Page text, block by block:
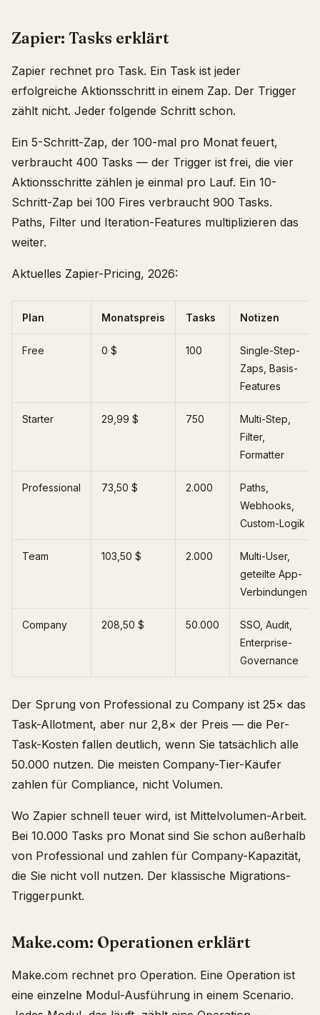
Zapier: Tasks erklärt
Zapier rechnet pro Task. Ein Task ist jeder
erfolgreiche Aktionsschritt in einem Zap. Der Trigger
zählt nicht. Jeder folgende Schritt schon.
Ein 5-Schritt-Zap, der 100-mal pro Monat feuert,
verbraucht 400 Tasks — der Trigger ist frei, die vier
Aktionsschritte zählen je einmal pro Lauf. Ein 10-
Schritt-Zap bei 100 Fires verbraucht 900 Tasks.
Paths, Filter und Iteration-Features multiplizieren das
weiter.
Aktuelles Zapier-Pricing, 2026:
Plan Monatspreis Tasks Notizen
Free 0 $ 100
Single-Step-
Zaps, Basis-
Features
Starter 29,99 $ 750
Multi-Step,
Filter,
Formatter
Professional 73,50 $ 2.000
Paths,
Webhooks,
Custom-Logik
Team 103,50 $ 2.000
Multi-User,
geteilte App-
Verbindungen
Company 208,50 $ 50.000
SSO, Audit,
Enterprise-
Governance
Der Sprung von Professional zu Company ist 25× das
Task-Allotment, aber nur 2,8× der Preis — die Per-
Task-Kosten fallen deutlich, wenn Sie tatsächlich alle
50.000 nutzen. Die meisten Company-Tier-Käufer
zahlen für Compliance, nicht Volumen.
Wo Zapier schnell teuer wird, ist Mittelvolumen-Arbeit.
Bei 10.000 Tasks pro Monat sind Sie schon außerhalb
von Professional und zahlen für Company-Kapazität,
die Sie nicht voll nutzen. Der klassische Migrations-
Triggerpunkt.
Make.com: Operationen erklärt
Make.com rechnet pro Operation. Eine Operation ist
eine einzelne Modul-Ausführung in einem Scenario.